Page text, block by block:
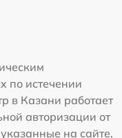
по истечении
в Казани работает
авторизации от
на сайте,